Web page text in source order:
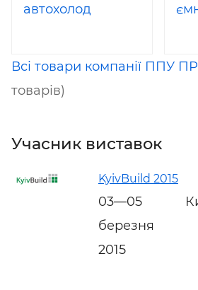
автохолод
Всі товари компанії ППУ
товарів)
Учасник виставок
KyivBuild 2015
03—05
березня
2015